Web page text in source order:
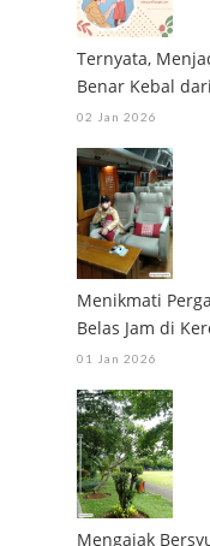
Ternyata,
Benar Kebal
02 Jan 2026
Menikmati
Belas Jam di
01 Jan 2026
Mengajak